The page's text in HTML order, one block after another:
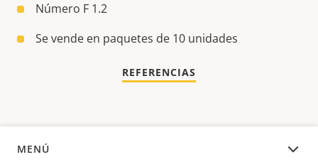
Número F 1.2
Se vende en paquetes de 10 unidades
REFERENCIAS
MENÚ
DESCRIPCIÓN